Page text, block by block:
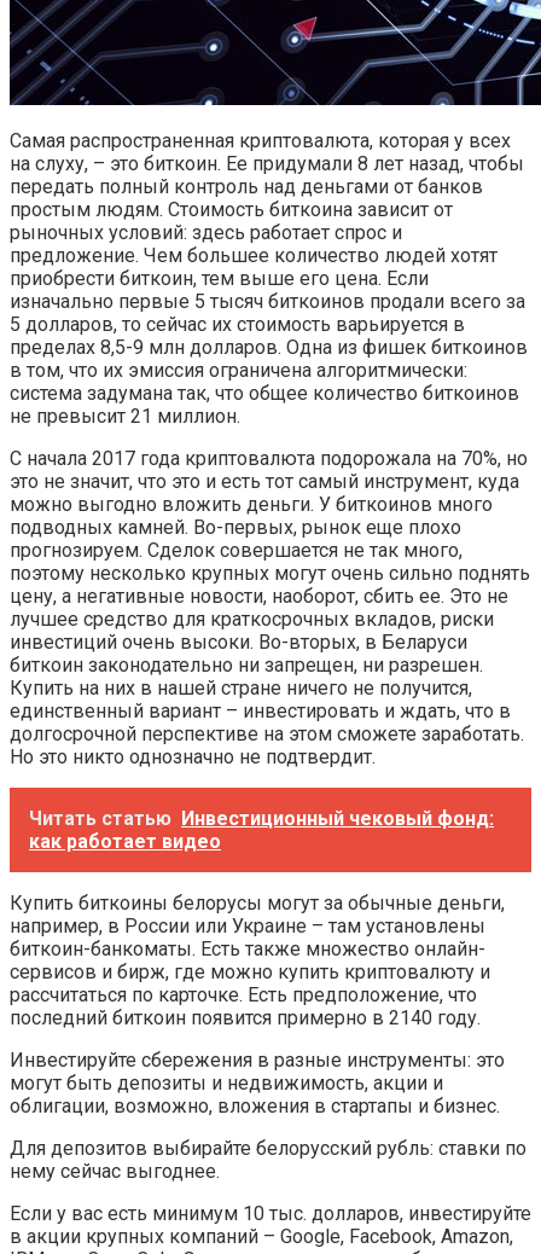
Самая распространенная криптовалюта, которая у всех
на слуху, – это биткоин. Ее придумали 8 лет назад, чтобы
передать полный контроль над деньгами от банков
простым людям. Стоимость биткоина зависит от
рыночных условий: здесь работает спрос и
предложение. Чем большее количество людей хотят
приобрести биткоин, тем выше его цена. Если
изначально первые 5 тысяч биткоинов продали всего за
5 долларов, то сейчас их стоимость варьируется в
пределах 8,5-9 млн долларов. Одна из фишек биткоинов
в том, что их эмиссия ограничена алгоритмически:
система задумана так, что общее количество биткоинов
не превысит 21 миллион.
С начала 2017 года криптовалюта подорожала на 70%, но
это не значит, что это и есть тот самый инструмент, куда
можно выгодно вложить деньги. У биткоинов много
подводных камней. Во-первых, рынок еще плохо
прогнозируем. Сделок совершается не так много,
поэтому несколько крупных могут очень сильно поднять
цену, а негативные новости, наоборот, сбить ее. Это не
лучшее средство для краткосрочных вкладов, риски
инвестиций очень высоки. Во-вторых, в Беларуси
биткоин законодательно ни запрещен, ни разрешен.
Купить на них в нашей стране ничего не получится,
единственный вариант – инвестировать и ждать, что в
долгосрочной перспективе на этом сможете заработать.
Но это никто однозначно не подтвердит.
Читать статью Инвестиционный чековый фонд:
как работает видео
Купить биткоины белорусы могут за обычные деньги,
например, в России или Украине – там установлены
биткоин-банкоматы. Есть также множество онлайн-
сервисов и бирж, где можно купить криптовалюту и
рассчитаться по карточке. Есть предположение, что
последний биткоин появится примерно в 2140 году.
Инвестируйте сбережения в разные инструменты: это
могут быть депозиты и недвижимость, акции и
облигации, возможно, вложения в стартапы и бизнес.
Для депозитов выбирайте белорусский рубль: ставки по
нему сейчас выгоднее.
Если у вас есть минимум 10 тыс. долларов, инвестируйте
в акции крупных компаний – Google, Facebook, Amazon,